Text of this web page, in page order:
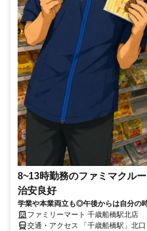
8~13時勤務のファミマクル
治安良好
学業や本業両立も◎午後からは自分の
ファミリーマート 千歳船橋駅北店
交通・アクセス 「千歳船橋駅」北